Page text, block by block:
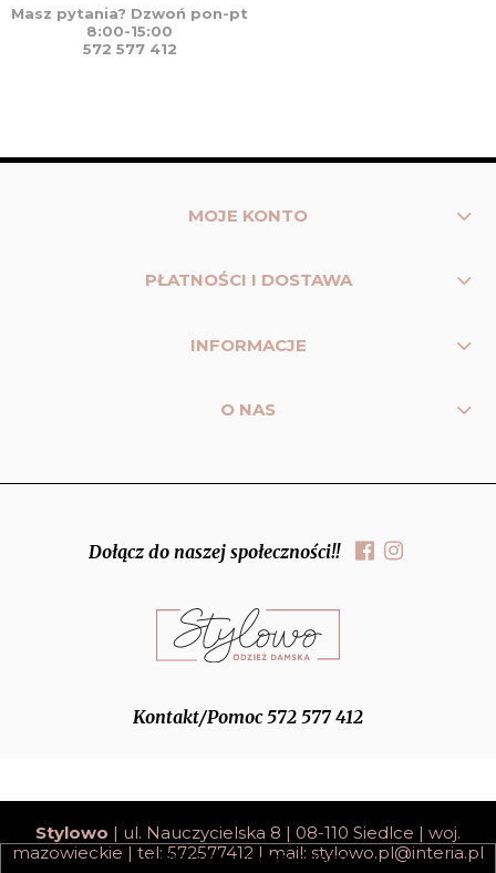
Masz pytania? Dzwoń pon-pt
8:00-15:00
572 577 412
MOJE KONTO
PŁATNOŚCI I DOSTAWA
INFORMACJE
O NAS
Dołącz do naszej społeczności!!
Kontakt/Pomoc 572 577 412
Stylowo | ul. Nauczycielska 8 | 08-110 Siedlce | woj.
mazowieckie | tel: 572577412 | mail: stylowo.pl@interia.pl
pokaż pełną wersję strony